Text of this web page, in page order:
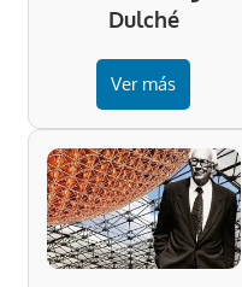
Dulché
Ver más